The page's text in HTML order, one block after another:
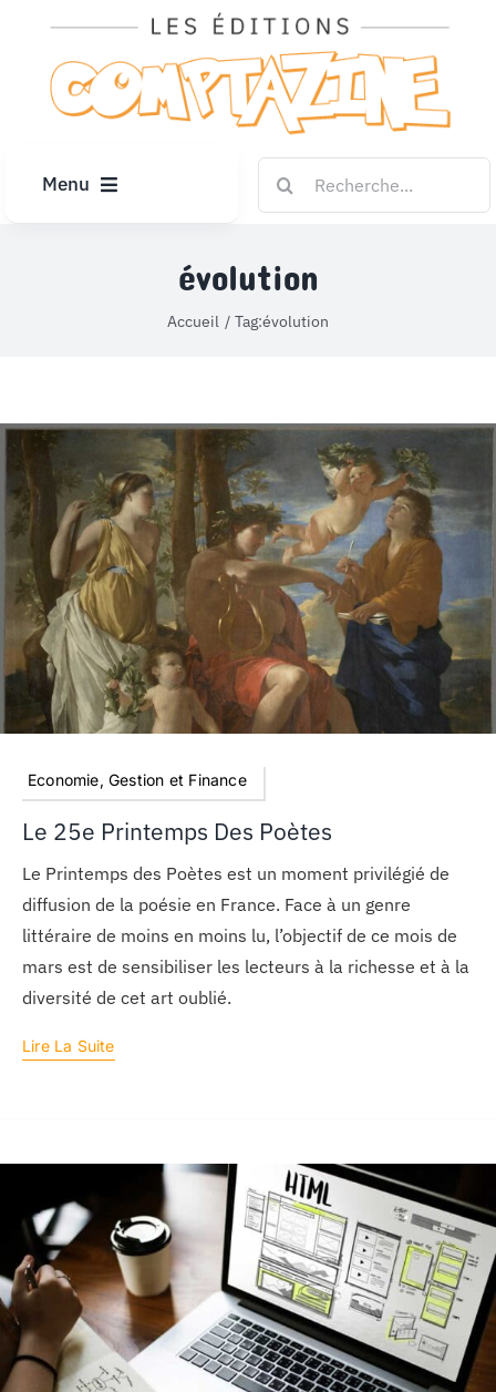
contenu
Menu
LE KIOSQUE
MON COMPTE
PANIER
STUDORIA
évolution
Accueil Tag:évolution
Economie, Gestion et Finance
Le 25e Printemps Des Poètes
Le Printemps des Poètes est un moment privilégié de
diffusion de la poésie en France. Face à un genre
littéraire de moins en moins lu, l’objectif de ce mois de
mars est de sensibiliser les lecteurs à la richesse et à la
diversité de cet art oublié.
Lire La Suite